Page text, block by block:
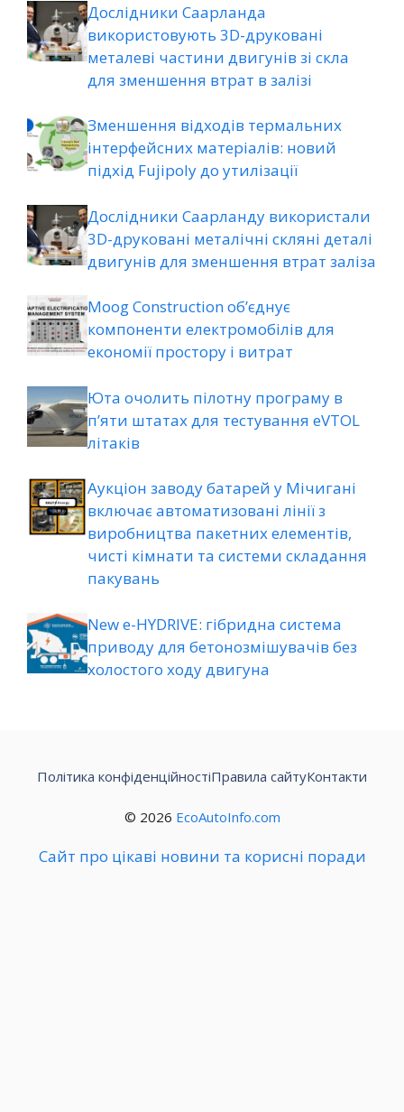
Дослідники Саарланда
використовують 3D-друковані
металеві частини двигунів зі скла
для зменшення втрат в залізі
Зменшення відходів термальних
інтерфейсних матеріалів: новий
підхід Fujipoly до утилізації
Дослідники Саарланду використали
3D-друковані металічні скляні деталі
двигунів для зменшення втрат заліза
Moog Construction об’єднує
компоненти електромобілів для
економії простору і витрат
Юта очолить пілотну програму в
п’яти штатах для тестування eVTOL
літаків
Аукціон заводу батарей у Мічигані
включає автоматизовані лінії з
виробництва пакетних елементів,
чисті кімнати та системи складання
пакувань
New e-HYDRIVE: гібридна система
приводу для бетонозмішувачів без
холостого ходу двигуна
© 2026 EcoAutoInfo.com
Політика конфіденційностіПравила сайтуКонтакти
Сайт про цікаві новини та корисні поради